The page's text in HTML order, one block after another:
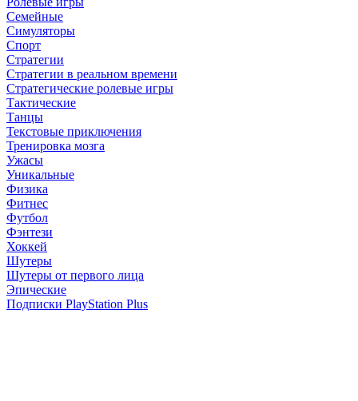
Семейные
Симуляторы
Спорт
Стратегии
Стратегии в реальном времени
Стратегические ролевые игры
Тактические
Танцы
Текстовые приключения
Тренировка мозга
Ужасы
Уникальные
Физика
Фитнес
Футбол
Фэнтези
Хоккей
Шутеры
Шутеры от первого лица
Эпические
Подписки PlayStation Plus